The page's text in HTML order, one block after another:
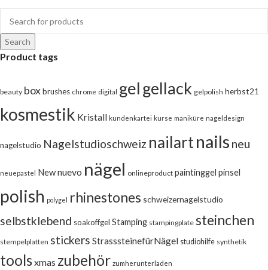
Search
Product tags
beauty boxbrushes chrome digital gelgellack gelpolish herbst21
kosmestik Kristall kundenkartei kurse maniküre nageldesign
nagelstudio Nagelstudioschweiz nailartnails neu
neuepastel Newnuevo nägel onlineproduct paintinggel pinsel
polish polygel rhinestones schweizernagelstudio
selbstklebend soakoffgel Stamping stampingplate steinchen
stempelplatten stickers StrasssteinefürNägel studiohilfe synthetik
toolsxmas zubehör zumherunterladen